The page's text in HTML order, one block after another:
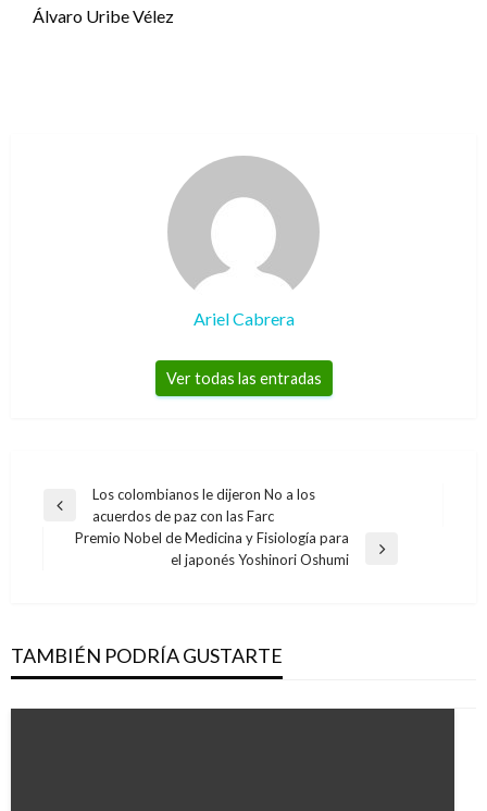
Álvaro Uribe Vélez
Ariel Cabrera
Ver todas las entradas
Navegación
Entrada
anterior
Los colombianos le dijeron No a los
acuerdos de paz con las Farc
Premio Nobel de Medicina y Fisiología para
el japonés Yoshinori Oshumi
TAMBIÉN PODRÍA GUSTARTE